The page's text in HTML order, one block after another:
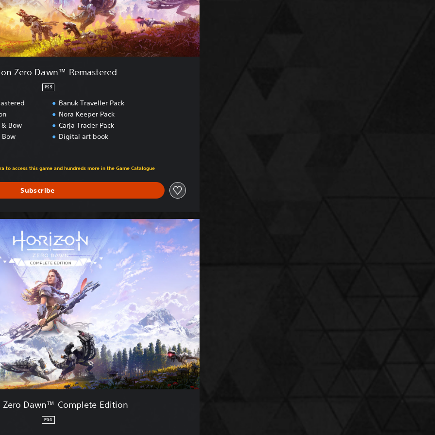
Zero Dawn™ Remastered
PS5
Bow
Banuk Traveller Pack
Nora Keeper Pack
Carja Trader Pack
Digital art book
to access this game and hundreds more in the Game Catalogue
Subscribe
Zero Dawn™ Complete Edition
PS4